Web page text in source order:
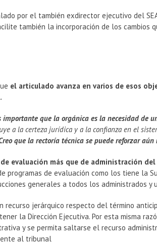
por el también exdirector ejecutivo del
también la incorporación de los cambios
el articulado avanza en varios de esos
importante que la orgánica es la necesidad de
a la certeza jurídica y a la confianza en el
que la rectoría técnica se puede reforzar aún
evaluación más que de administración del
programas de evaluación como los tiene la
generales a todos los administrados y
recurso jerárquico respecto del término
la Dirección Ejecutiva. Por esta misma
y se permita saltarse el recurso
al tribunal